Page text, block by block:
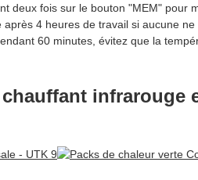
deux fois sur le bouton "MEM"
4 heures de travail si aucune ne
60 minutes, évitez que la
infrarouge